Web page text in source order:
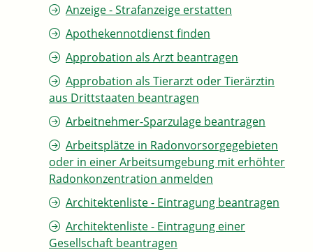
Anzeige - Strafanzeige erstatten
Apothekennotdienst finden
Approbation als Arzt beantragen
Approbation als Tierarzt oder Tierärztin
aus Drittstaaten beantragen
Arbeitnehmer-Sparzulage beantragen
Arbeitsplätze in Radonvorsorgegebieten
oder in einer Arbeitsumgebung mit erhöhter
Radonkonzentration anmelden
Architektenliste - Eintragung beantragen
Architektenliste - Eintragung einer
Gesellschaft beantragen